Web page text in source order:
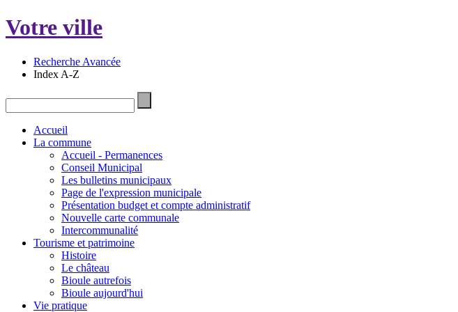
Votre ville
Recherche Avancée
Index A-Z
Accueil
La commune
Accueil - Permanences
Conseil Municipal
Les bulletins municipaux
Page de l'expression municipale
Présentation budget et compte administratif
Nouvelle carte communale
Intercommunalité
Tourisme et patrimoine
Histoire
Le château
Bioule autrefois
Bioule aujourd'hui
Vie pratique